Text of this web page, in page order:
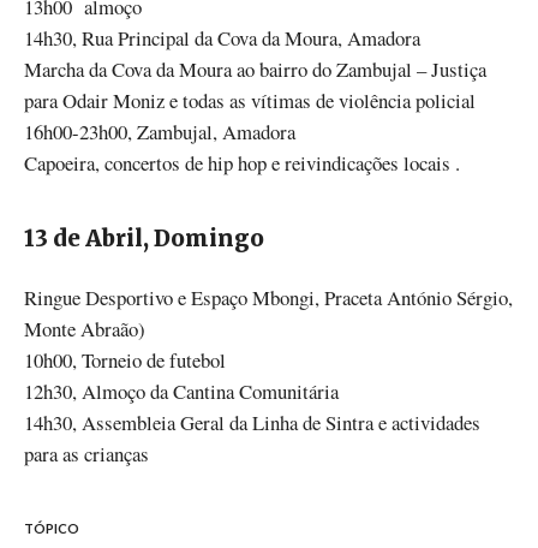
13h00 almoço
14h30, Rua Principal da Cova da Moura, Amadora
Marcha da Cova da Moura ao bairro do Zambujal – Justiça
para Odair Moniz e todas as vítimas de violência policial
16h00-23h00, Zambujal, Amadora
Capoeira, concertos de hip hop e reivindicações locais .
13 de Abril, Domingo
Ringue Desportivo e Espaço Mbongi, Praceta António Sérgio,
Monte Abraão)
10h00, Torneio de futebol
12h30, Almoço da Cantina Comunitária
14h30, Assembleia Geral da Linha de Sintra e actividades
para as crianças
TÓPICO